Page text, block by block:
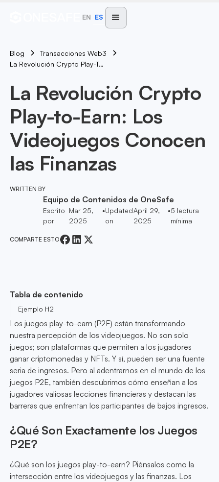
EN ES
Blog
Transacciones Web3
La Revolución Crypto Play-To-Earn: Los Videojuegos Conocen Las Finanzas
La Revolución Crypto
Play-to-Earn: Los
Videojuegos Conocen
las Finanzas
WRITTEN BY
Equipo de Contenidos de OneSafe
Escrito
por
Mar 25,
2025
•Updated
on
April 29,
2025
•5 lectura
mínima
COMPARTE ESTO
Tabla de contenido
Ejemplo H2
Los juegos play-to-earn (P2E) están transformando
nuestra percepción de los videojuegos. No son solo
juegos; son plataformas que permiten a los jugadores
ganar criptomonedas y NFTs. Y sí, pueden ser una fuente
seria de ingresos. Pero al adentrarnos en el mundo de los
juegos P2E, también descubrimos cómo enseñan a los
jugadores valiosas lecciones financieras y destacan las
barreras que enfrentan los participantes de bajos ingresos.
¿Qué Son Exactamente los Juegos
P2E?
¿Qué son los juegos play-to-earn? Piénsalos como la
intersección entre los videojuegos y las finanzas. Los